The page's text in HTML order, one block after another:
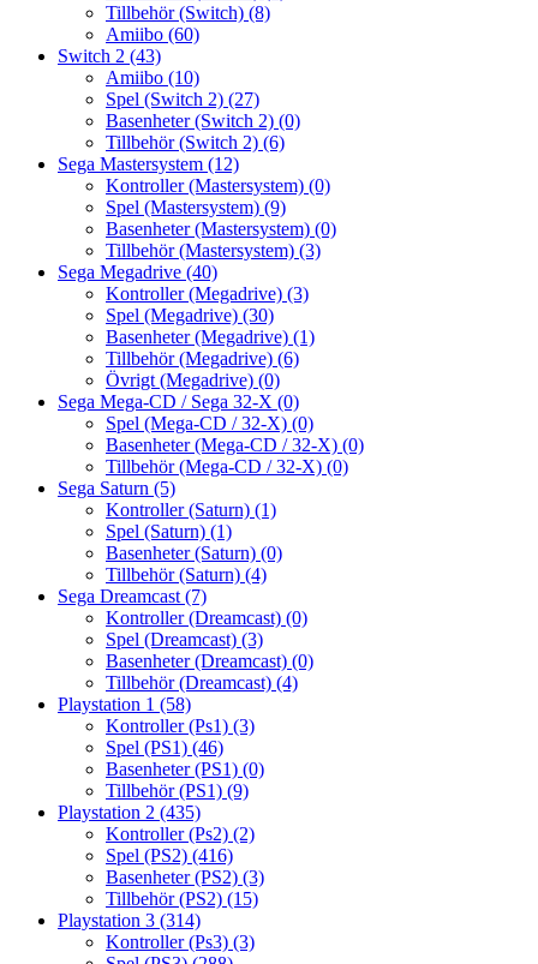
Tillbehör (Switch) (8)
Amiibo (60)
Switch 2 (43)
Amiibo (10)
Spel (Switch 2) (27)
Basenheter (Switch 2) (0)
Tillbehör (Switch 2) (6)
Sega Mastersystem (12)
Kontroller (Mastersystem) (0)
Spel (Mastersystem) (9)
Basenheter (Mastersystem) (0)
Tillbehör (Mastersystem) (3)
Sega Megadrive (40)
Kontroller (Megadrive) (3)
Spel (Megadrive) (30)
Basenheter (Megadrive) (1)
Tillbehör (Megadrive) (6)
Övrigt (Megadrive) (0)
Sega Mega-CD / Sega 32-X (0)
Spel (Mega-CD / 32-X) (0)
Basenheter (Mega-CD / 32-X) (0)
Tillbehör (Mega-CD / 32-X) (0)
Sega Saturn (5)
Kontroller (Saturn) (1)
Spel (Saturn) (1)
Basenheter (Saturn) (0)
Tillbehör (Saturn) (4)
Sega Dreamcast (7)
Kontroller (Dreamcast) (0)
Spel (Dreamcast) (3)
Basenheter (Dreamcast) (0)
Tillbehör (Dreamcast) (4)
Playstation 1 (58)
Kontroller (Ps1) (3)
Spel (PS1) (46)
Basenheter (PS1) (0)
Tillbehör (PS1) (9)
Playstation 2 (435)
Kontroller (Ps2) (2)
Spel (PS2) (416)
Basenheter (PS2) (3)
Tillbehör (PS2) (15)
Playstation 3 (314)
Kontroller (Ps3) (3)